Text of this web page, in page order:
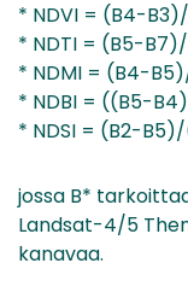
* NDVI = (B4-
* NDTI = (B5-
* NDMI = (B4-
* NDBI = ((B5-
* NDSI = (B2-
jossa B*
Landsat-4/5
kanavaa.